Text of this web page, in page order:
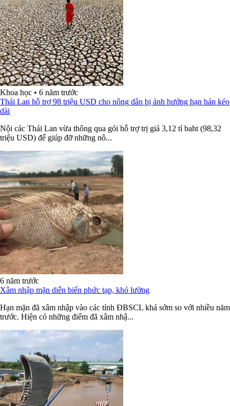
Khoa học • 6 năm trước
Thái Lan hỗ trợ 98 triệu USD cho nông dân bị ảnh hưởng hạn hán kéo
dài
Nội các Thái Lan vừa thông qua gói hỗ trợ trị giá 3,12 tỉ baht (98,32
triệu USD) để giúp đỡ những nô...
6 năm trước
Xâm nhập mặn diễn biến phức tạp, khó lường
Hạn mặn đã xâm nhập vào các tỉnh ĐBSCL khá sớm so với nhiều năm
trước. Hiện có những điểm đã xâm nhậ...